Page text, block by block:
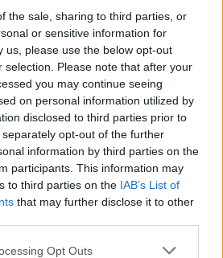
the sale, sharing to third parties, or
or sensitive information for
us, please use the below opt-out
selection. Please note that after your
you may continue seeing
on personal information utilized by
disclosed to third parties prior to
opt-out of the further
information by third parties on the
participants. This information may
to third parties on the IAB’s List of
that may further disclose it to other
app uses one or more Google
Opt Outs
értesülj a friss hírekről a
Követem
EDINA # MAGYAR SZTÁROK
GWM # MAGYAR CELEBEK